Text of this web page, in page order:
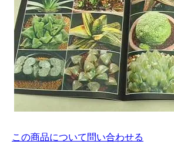
この商品について問い合わせる